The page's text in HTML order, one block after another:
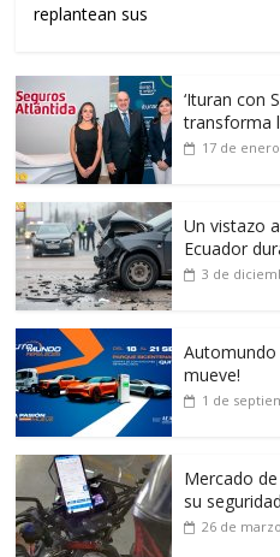
replantean sus
‘Ituran con
transforma
17 de
Un vistazo
Ecuador
3 de
Automundo
mueve!
1 de
Mercado
su
26 de